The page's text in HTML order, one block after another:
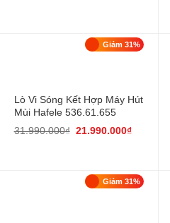
Giảm 31%
Lò Vi Sóng Kết Hợp Máy Hút
Mùi Hafele 536.61.655
31.990.000₫ 21.990.000₫
Giảm 31%